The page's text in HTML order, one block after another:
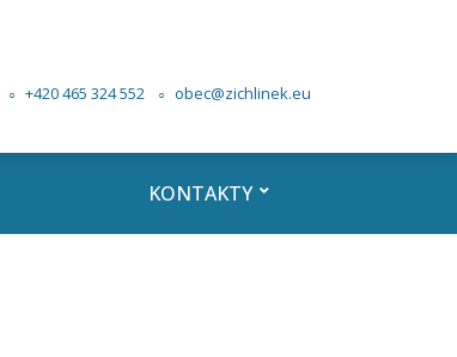
+420 465 324 552 obec@zichlinek.eu
KONTAKTY